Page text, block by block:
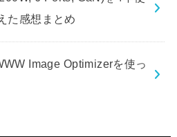
た感想まとめ
Image Optimizerを使っ